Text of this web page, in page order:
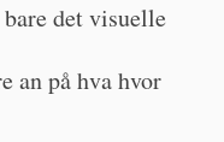
det visuelle
an på hva hvor